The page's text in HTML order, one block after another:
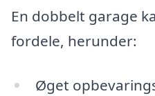
En dobbelt garage
fordele, herunder:
Øget